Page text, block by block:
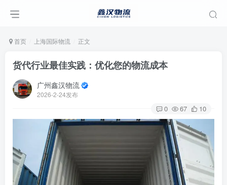
首页 上海国际物流 正文
货代行业最佳实践：优化您的物流成本
广州鑫汉物流
2026-2-24发布
0 67 10